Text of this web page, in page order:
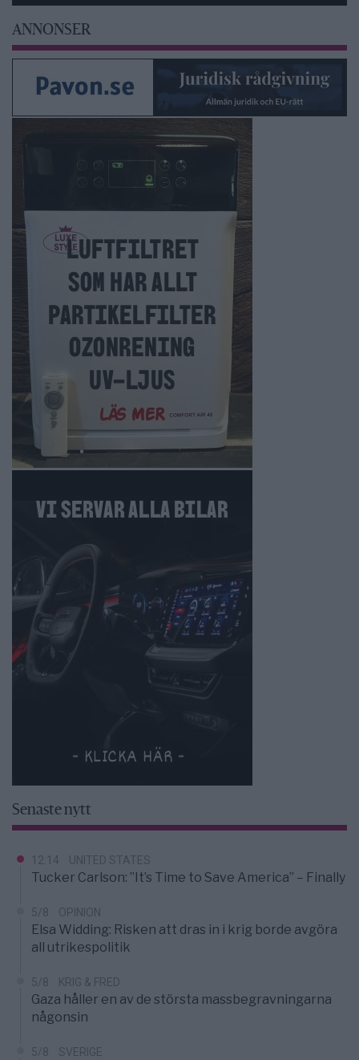
ANNONSER
Senaste nytt
12:14 UNITED STATES
Tucker Carlson: ”It’s Time to Save America” – Finally
5/8 OPINION
Elsa Widding: Risken att dras in i krig borde avgöra
all utrikespolitik
5/8 KRIG & FRED
Gaza håller en av de största massbegravningarna
någonsin
5/8 SVERIGE